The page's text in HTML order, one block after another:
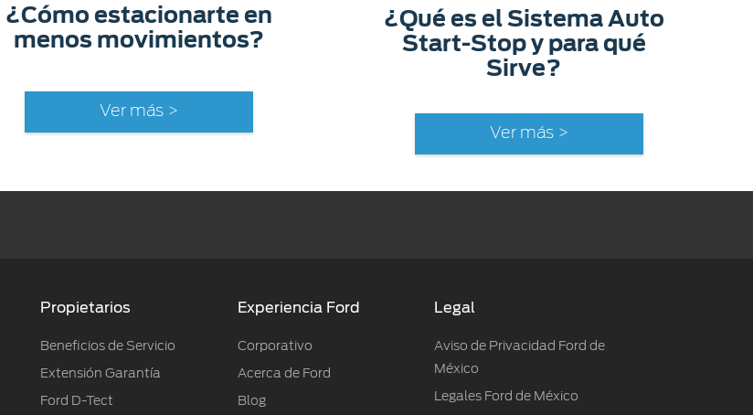
¿Cómo estacionarte en
menos movimientos?
Ver más >
¿Qué es el Sistema Auto
Start-Stop y para qué
Sirve?
Ver más >
Propietarios
Beneficios de Servicio
Extensión Garantía
Ford D-Tect
Experiencia Ford
Corporativo
Acerca de Ford
Blog
Legal
Aviso de Privacidad Ford de
México
Legales Ford de México